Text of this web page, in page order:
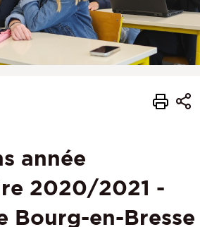
année
2020/2021 -
Bourg-en-Bresse